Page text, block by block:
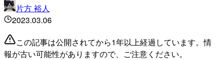
片方 裕人
2023.03.06
この記事は公開されてから1年以上経過しています。情
報が古い可能性がありますので、ご注意ください。